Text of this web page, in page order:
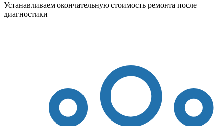
Устанавливаем окончательную стоимость ремонта после
диагностики